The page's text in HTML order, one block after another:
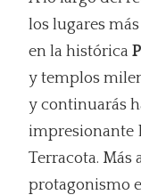
los lugares
en la histórica
y templos
y continuarás
impresionante
Terracota. Más
protagonismo